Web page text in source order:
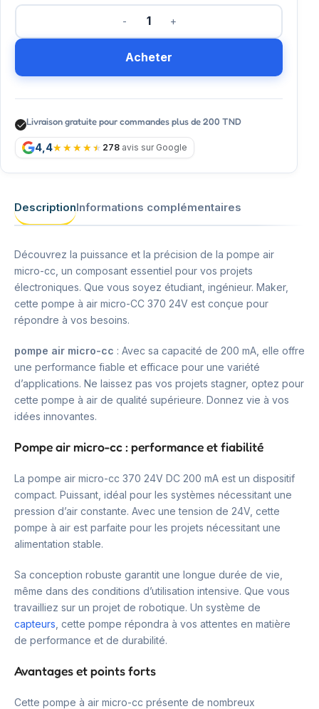
Acheter
Livraison gratuite pour commandes plus de 200 TND
4,4 278 avis sur Google
DescriptionInformations complémentaires
Découvrez la puissance et la précision de la pompe air
micro-cc, un composant essentiel pour vos projets
électroniques. Que vous soyez étudiant, ingénieur. Maker,
cette pompe à air micro-CC 370 24V est conçue pour
répondre à vos besoins.
pompe air micro-cc : Avec sa capacité de 200 mA, elle offre
une performance fiable et efficace pour une variété
d’applications. Ne laissez pas vos projets stagner, optez pour
cette pompe à air de qualité supérieure. Donnez vie à vos
idées innovantes.
Pompe air micro-cc : performance et fiabilité
La pompe air micro-cc 370 24V DC 200 mA est un dispositif
compact. Puissant, idéal pour les systèmes nécessitant une
pression d’air constante. Avec une tension de 24V, cette
pompe à air est parfaite pour les projets nécessitant une
alimentation stable.
Sa conception robuste garantit une longue durée de vie,
même dans des conditions d’utilisation intensive. Que vous
travailliez sur un projet de robotique. Un système de
capteurs , cette pompe répondra à vos attentes en matière
de performance et de durabilité.
Avantages et points forts
Cette pompe à air micro-cc présente de nombreux